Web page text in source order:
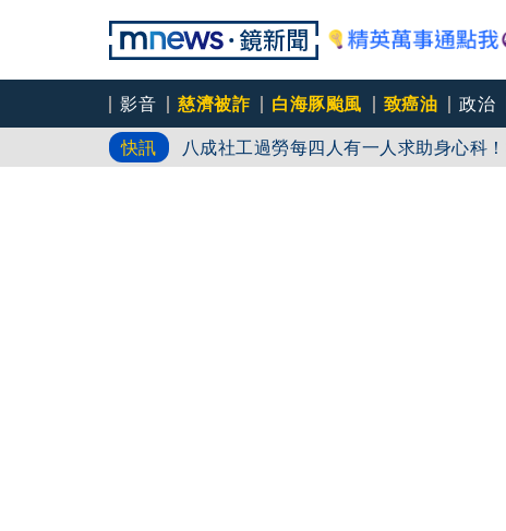
影音 慈濟被詐 白海豚颱風 致癌油 政治
快訊
八成社工過勞每四人有一人求助身心
「體制代罪羊」 防禦性社工不敢多做
父親節登小巨蛋開唱 想到離世三年的爸